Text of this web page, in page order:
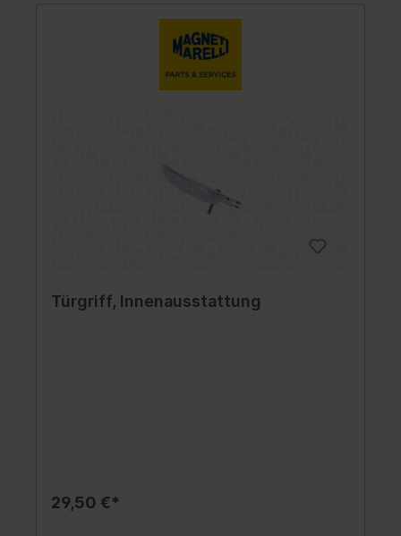
Türgriff, Innenausstattung
29,50 €*